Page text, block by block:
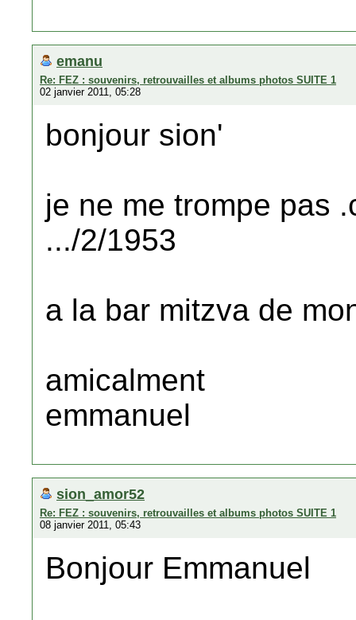
emanu
Re: FEZ : souvenirs, retrouvailles et albums photos SUITE 1
02 janvier 2011, 05:28
bonjour sion'
je ne me trompe pas
.../2/1953
a la bar mitzva de
amicalment
emmanuel
sion_amor52
Re: FEZ : souvenirs, retrouvailles et albums photos SUITE 1
08 janvier 2011, 05:43
Bonjour Emmanuel